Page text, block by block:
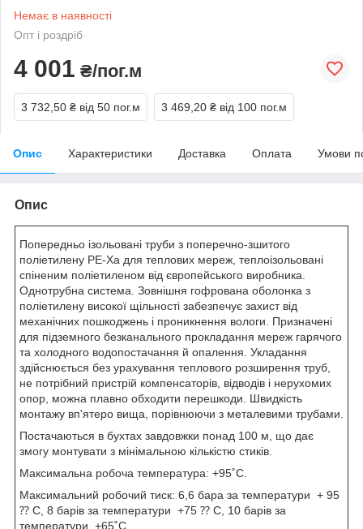
Немає в наявності
Опт і роздріб
4 001 ₴/пог.м
3 732,50 ₴ від 50 пог.м 3 469,20 ₴ від 100 пог.м
Опис Характеристики Доставка Оплата Умови
Опис
Попередньо ізольовані труби з поперечно-зшитого
поліетилену PE-Xa для теплових мереж, теплоізольовані
спіненим поліетиленом від європейського виробника.
Однотрубна система. Зовнішня гофрована оболонка з
поліетилену високої щільності забезпечує захист від
механічних пошкоджень і проникнення вологи. Призначені
для підземного безканального прокладання мереж гарячого
та холодного водопостачання й опалення. Укладання
здійснюється без урахування теплового розширення труб,
не потрібний пристрій компенсаторів, відводів і нерухомих
опор, можна плавно обходити перешкоди. Швидкість
монтажу вп'ятеро вища, порівнюючи з металевими трубами.
Постачаються в бухтах завдовжки понад 100 м, що дає
змогу монтувати з мінімальною кількістю стиків.
Максимальна робоча температура: +95˚С.
Максимальний робочий тиск: 6,6 бара за температури + 95
⁇ С, 8 барів за температури +75 ⁇ С, 10 барів за
температури +65˚С.